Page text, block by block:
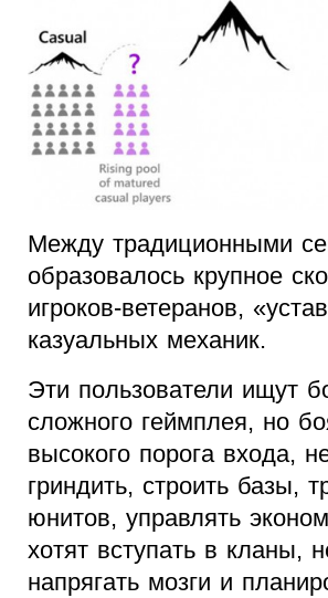
Между традиционными
образовалось крупное
игроков-ветеранов,
казуальных механик.
Эти пользователи ищут
сложного геймплея, но
высокого порога входа,
гриндить, строить базы,
юнитов, управлять
хотят вступать в кланы,
напрягать мозги и